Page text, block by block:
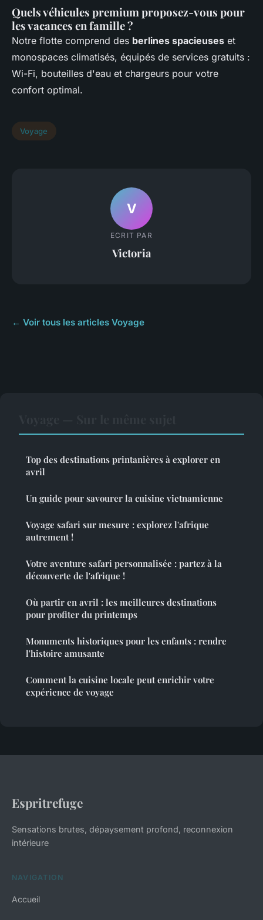
Quels véhicules premium proposez-vous pour
les vacances en famille ?
Notre flotte comprend des berlines spacieuses et
monospaces climatisés, équipés de services gratuits :
Wi-Fi, bouteilles d'eau et chargeurs pour votre
confort optimal.
Voyage
V
ECRIT PAR
Victoria
← Voir tous les articles Voyage
Top des destinations printanières à explorer en
avril
Un guide pour savourer la cuisine vietnamienne
Voyage safari sur mesure : explorez l'afrique
autrement !
Votre aventure safari personnalisée : partez à la
découverte de l'afrique !
Où partir en avril : les meilleures destinations
pour profiter du printemps
Monuments historiques pour les enfants : rendre
l'histoire amusante
Comment la cuisine locale peut enrichir votre
expérience de voyage
Espritrefuge
Sensations brutes, dépaysement profond, reconnexion
intérieure
NAVIGATION
Accueil